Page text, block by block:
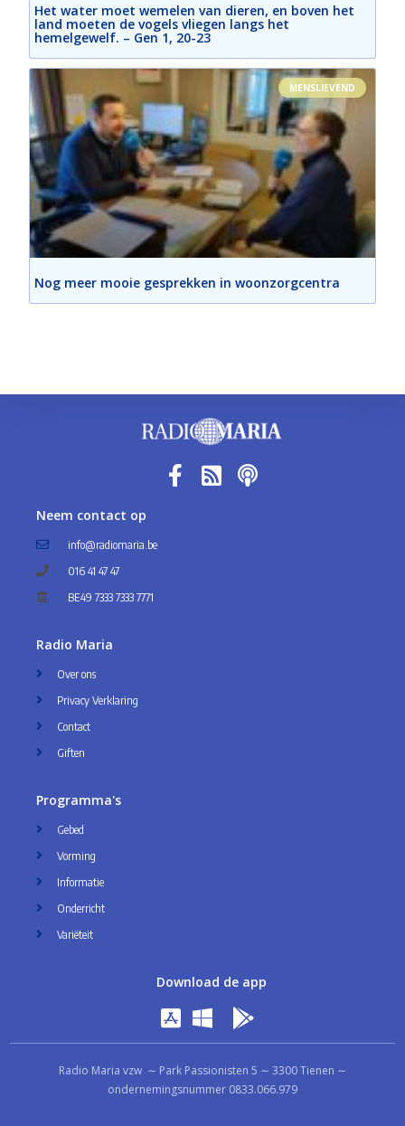
Het water moet wemelen van dieren, en boven het
land moeten de vogels vliegen langs het
hemelgewelf. – Gen 1, 20-23
MENSLIEVEND
Nog meer mooie gesprekken in woonzorgcentra
Neem contact op
info@radiomaria.be
016 41 47 47
BE49 7333 7333 7771
Radio Maria
Over ons
Privacy Verklaring
Contact
Giften
Programma's
Gebed
Vorming
Informatie
Onderricht
Variëteit
Download de app
Radio Maria vzw ∼ Park Passionisten 5 ∼ 3300 Tienen ∼
ondernemingsnummer 0833.066.979